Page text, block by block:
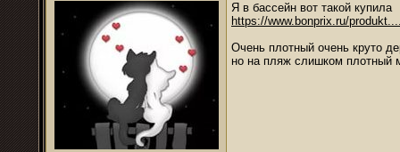
Я в бассейн вот такой купила
https://www.bonprix.ru/
Очень плотный очень круто
но на пляж слишком плотный